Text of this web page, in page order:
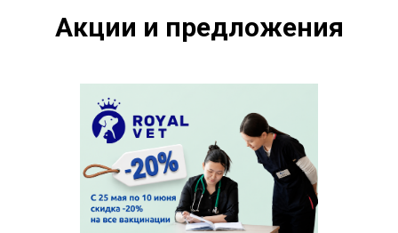
Акции и предложения